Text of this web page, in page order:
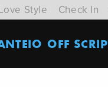
Style Check In
OFF